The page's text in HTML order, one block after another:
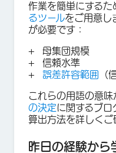
作業を簡単にするた
るツールをご用意し
が必要です：
母集団規模
信頼水準
誤差許容範囲 （
これらの用語の意味
の決定に関するブロ
算出方法を詳しくご
昨日の経験から